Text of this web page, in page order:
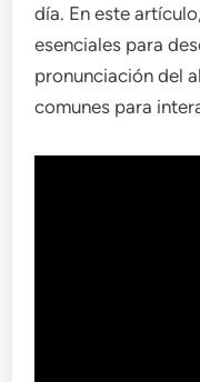
día. En este
esenciales para
pronunciación del
comunes para